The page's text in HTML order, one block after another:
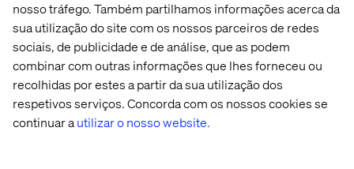
nosso tráfego. Também partilhamos informações acerca da
sua utilização do site com os nossos parceiros de redes
sociais, de publicidade e de análise, que as podem
combinar com outras informações que lhes forneceu ou
recolhidas por estes a partir da sua utilização dos
respetivos serviços. Concorda com os nossos cookies se
continuar autilizar o nosso website.